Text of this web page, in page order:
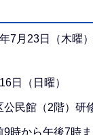
7月23日（木曜
日（日曜）
公民館（2階）研
9時から午後7時